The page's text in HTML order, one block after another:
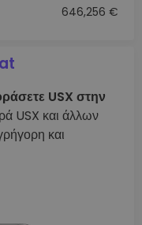
646,256 €
USX στην
USX και άλλων
και